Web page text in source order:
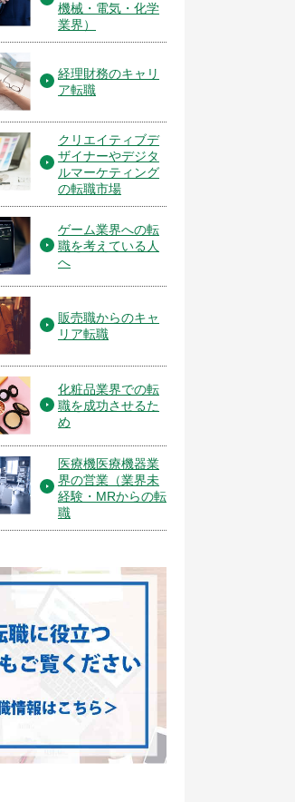
機械・電気・化学
業界）
経理財務のキャリ
ア転職
クリエイティブデ
ザイナーやデジタ
ルマーケティング
の転職市場
ゲーム業界への転
職を考えている人
へ
販売職からのキャ
リア転職
化粧品業界での転
職を成功させるた
め
医療機医療機器業
界の営業（業界未
経験・MRからの転
職